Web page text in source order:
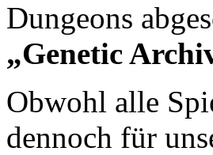
Dungeons
„Genetic
Obwohl alle
dennoch für